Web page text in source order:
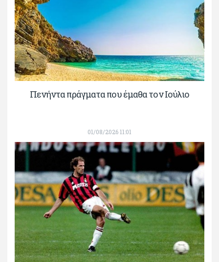
Πενήντα πράγματα που έμαθα τον Ιούλιο
01/08/2026 11:01